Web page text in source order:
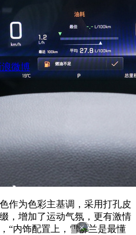
作为色彩主基调，采用打孔皮
，增加了运动气氛，更有激情
“内饰配置上，雪佛兰是最懂
浪微博
×